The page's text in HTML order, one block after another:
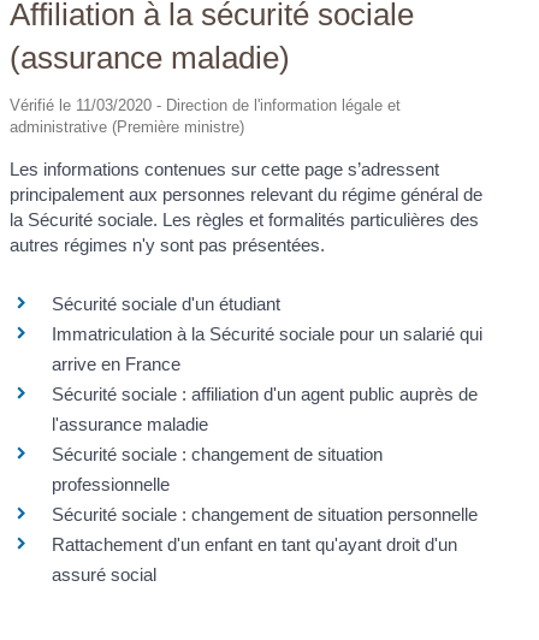
Affiliation à la sécurité sociale
(assurance maladie)
Vérifié le 11/03/2020 - Direction de l'information légale et
administrative (Première ministre)
Les informations contenues sur cette page s’adressent
principalement aux personnes relevant du régime général de
la Sécurité sociale. Les règles et formalités particulières des
autres régimes n'y sont pas présentées.
Sécurité sociale d'un étudiant
Immatriculation à la Sécurité sociale pour un salarié qui
arrive en France
Sécurité sociale : affiliation d'un agent public auprès de
l'assurance maladie
Sécurité sociale : changement de situation
professionnelle
Sécurité sociale : changement de situation personnelle
Rattachement d'un enfant en tant qu'ayant droit d'un
assuré social